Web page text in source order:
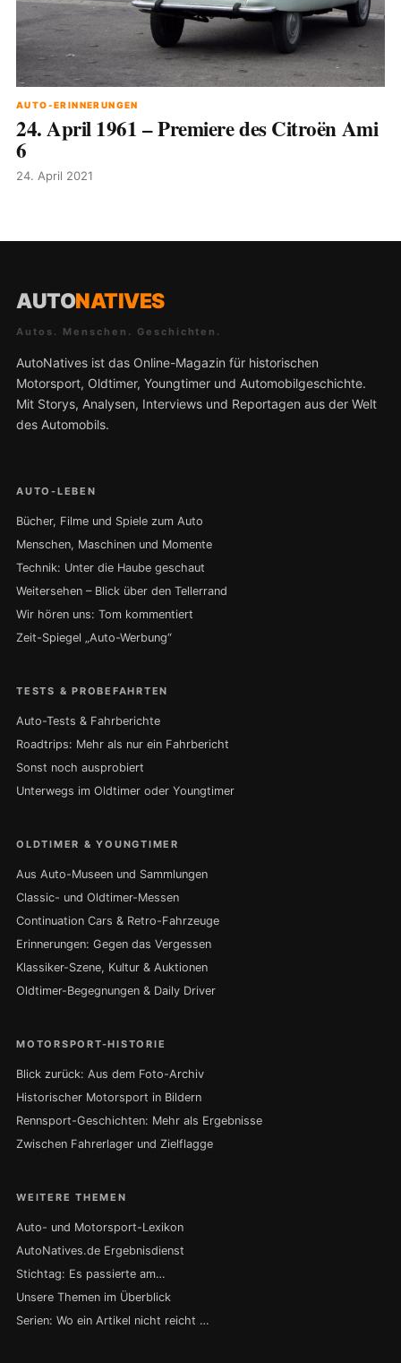
AUTO-ERINNERUNGEN
24. April 1961 – Premiere des Citroën Ami
6
24. April 2021
AUTONATIVES
Autos. Menschen. Geschichten.
AutoNatives ist das Online-Magazin für historischen
Motorsport, Oldtimer, Youngtimer und Automobilgeschichte.
Mit Storys, Analysen, Interviews und Reportagen aus der Welt
des Automobils.
AUTO-LEBEN
Bücher, Filme und Spiele zum Auto
Menschen, Maschinen und Momente
Technik: Unter die Haube geschaut
Weitersehen – Blick über den Tellerrand
Wir hören uns: Tom kommentiert
Zeit-Spiegel „Auto-Werbung“
TESTS & PROBEFAHRTEN
Auto-Tests & Fahrberichte
Roadtrips: Mehr als nur ein Fahrbericht
Sonst noch ausprobiert
Unterwegs im Oldtimer oder Youngtimer
OLDTIMER & YOUNGTIMER
Aus Auto-Museen und Sammlungen
Classic- und Oldtimer-Messen
Continuation Cars & Retro-Fahrzeuge
Erinnerungen: Gegen das Vergessen
Klassiker-Szene, Kultur & Auktionen
Oldtimer-Begegnungen & Daily Driver
MOTORSPORT-HISTORIE
Blick zurück: Aus dem Foto-Archiv
Historischer Motorsport in Bildern
Rennsport-Geschichten: Mehr als Ergebnisse
Zwischen Fahrerlager und Zielflagge
WEITERE THEMEN
Auto- und Motorsport-Lexikon
AutoNatives.de Ergebnisdienst
Stichtag: Es passierte am…
Unsere Themen im Überblick
Serien: Wo ein Artikel nicht reicht …